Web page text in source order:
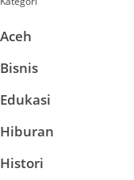
Aceh
Bisnis
Edukasi
Hiburan
Histori